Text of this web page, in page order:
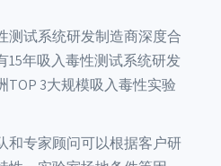
测试系统研发制造商深度合
15年吸入毒性测试系统研发
TOP 3大规模吸入毒性实验
和专家顾问可以根据客户研